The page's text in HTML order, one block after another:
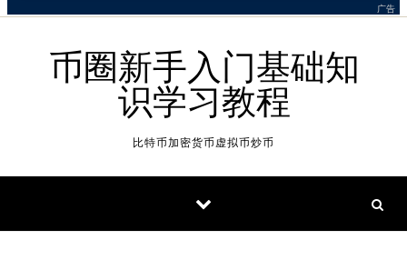
币圈新手入门基础知
识学习教程
比特币加密货币虚拟币炒币